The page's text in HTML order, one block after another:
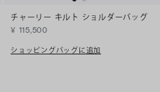
チャーリー キルト ショルダーバッグ
¥ 115,500
ショッピングバッグに追加